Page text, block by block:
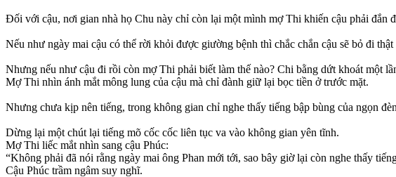
Đối với cậu, nơi gian nhà họ Chu này chỉ còn lại một mình mợ Thi khiến cậu phải đắn
Nếu như ngày mai cậu có thể rời khỏi được giường bệnh thì chắc chắn cậu sẽ bỏ đi
Nhưng nếu như cậu đi rồi còn mợ Thi phải biết làm thế nào? Chi bằng dứt khoát một
Mợ Thi nhìn ánh mắt mông lung của cậu mà chỉ đành giữ lại bọc tiền ở trước mặt.
Nhưng chưa kịp nên tiếng, trong không gian chỉ nghe thấy tiếng bập bùng của ngọn
Dừng lại một chút lại tiếng mõ cốc cốc liên tục va vào không gian yên tĩnh.
Mợ Thi liếc mắt nhìn sang cậu Phúc:
“Không phải đã nói rằng ngày mai ông Phan mới tới, sao bây giờ lại còn nghe thấy
Cậu Phúc trầm ngâm suy nghĩ.